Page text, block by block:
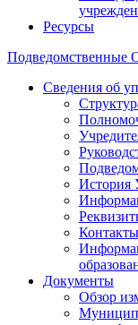
Ресурсы
Подведомственные
Сведения об
История
Контакты
Документы
Обзор